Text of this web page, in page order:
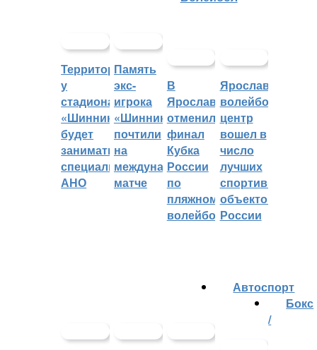
Территорией
у
стадиона
«Шинник»
будет
заниматься
специальное
АНО
Память
экс-
игрока
«Шинника»
почтили
на
международном
матче
В
Ярославле
отменили
финал
Кубка
России
по
пляжному
волейболу
Ярославский
волейбольный
центр
вошел в
число
лучших
спортивных
объектов
России
Автоспорт
Бокс
/